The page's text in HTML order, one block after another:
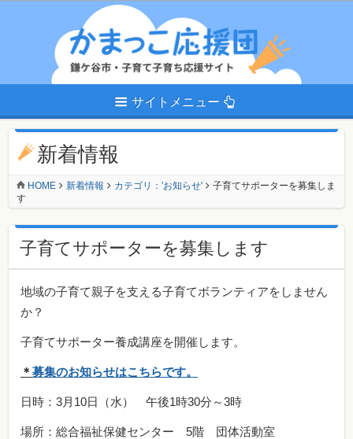
サイトメニュー
新着情報
HOME 新着情報 カテゴリ：'お知らせ'
子育てサポーターを募集しま
す
子育てサポーターを募集します
地域の子育て親子を支える子育てボランティアをしません
か？
子育てサポーター養成講座を開催します。
＊ 募集のお知らせはこちらです。
日時：3月10日（水） 午後1時30分～3時
場所：総合福祉保健センター 5階 団体活動室